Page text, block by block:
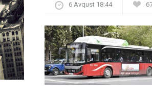
6 Avqust 18:44